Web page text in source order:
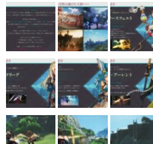
女性向け
アプリレビュー
その他
電ファミニコゲーマーとは？
運営：株式会社マレ